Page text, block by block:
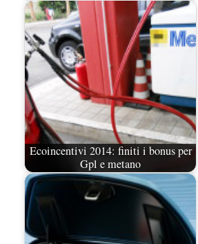
Ecoincentivi 2014: finiti i bonus per
Gpl e metano